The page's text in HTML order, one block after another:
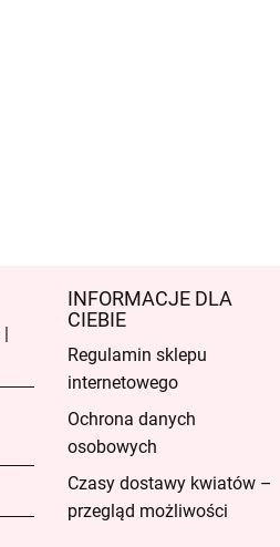
INFORMACJE DLA
CIEBIE
Regulamin sklepu
internetowego
Ochrona danych
osobowych
Czasy dostawy kwiatów –
przegląd możliwości